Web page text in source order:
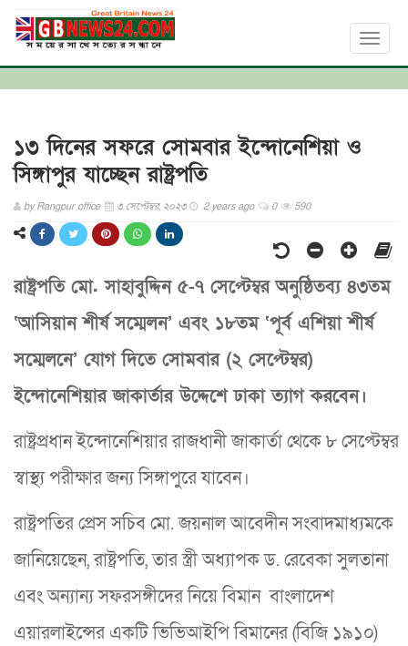
Toggle
১৩ দিনের সফরে সোমবার ইন্দোনেশিয়া ও
সিঙ্গাপুর যাচ্ছেন রাষ্ট্রপতি
byRangpur office ৩ সেপ্টেম্বর, ২০২৩ 2 years ago 0 590
রাষ্ট্রপতি মো. সাহাবুদ্দিন ৫-৭ সেপ্টেম্বর অনুষ্ঠিতব্য ৪৩তম
‘আসিয়ান শীর্ষ সম্মেলন’ এবং ১৮তম ‘পূর্ব এশিয়া শীর্ষ
সম্মেলনে’ যোগ দিতে সোমবার (২ সেপ্টেম্বর)
ইন্দোনেশিয়ার জাকার্তার উদ্দেশে ঢাকা ত্যাগ করবেন।
রাষ্ট্রপ্রধান ইন্দোনেশিয়ার রাজধানী জাকার্তা থেকে ৮ সেপ্টেম্বর
স্বাস্থ্য পরীক্ষার জন্য সিঙ্গাপুরে যাবেন।
রাষ্ট্রপতির প্রেস সচিব মো. জয়নাল আবেদীন সংবাদমাধ্যমকে
জানিয়েছেন, রাষ্ট্রপতি, তার স্ত্রী অধ্যাপক ড. রেবেকা সুলতানা
এবং অন্যান্য সফরসঙ্গীদের নিয়ে বিমান বাংলাদেশ
এয়ারলাইন্সের একটি ভিভিআইপি বিমানের (বিজি ১৯১০)